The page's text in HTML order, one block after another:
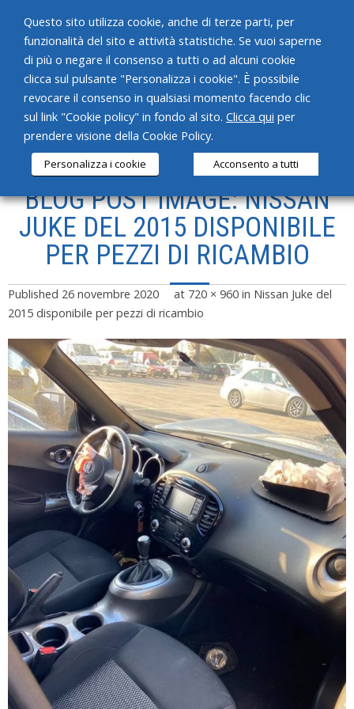
HOME
CHI SIAMO
SERVIZI
PRODOTTI
NEWS
CONTATTI
BLOG POST IMAGE: NISSAN
JUKE DEL 2015 DISPONIBILE
PER PEZZI DI RICAMBIO
Published 26 novembre 2020 at 720 × 960 in Nissan Juke del
2015 disponibile per pezzi di ricambio
Questo sito utilizza cookie, anche di terze parti, per
funzionalità del sito e attività statistiche. Se vuoi saperne
di più o negare il consenso a tutti o ad alcuni cookie
clicca sul pulsante "Personalizza i cookie". È possibile
revocare il consenso in qualsiasi momento facendo clic
sul link "Cookie policy" in fondo al sito. Clicca qui per
prendere visione della Cookie Policy.
Personalizza i cookie Acconsento a tutti